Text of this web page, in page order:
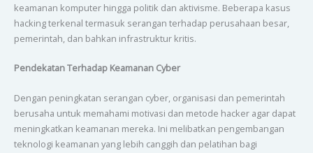
keamanan komputer hingga politik dan aktivisme. Beberapa kasus
hacking terkenal termasuk serangan terhadap perusahaan besar,
pemerintah, dan bahkan infrastruktur kritis.
Pendekatan Terhadap Keamanan Cyber
Dengan peningkatan serangan cyber, organisasi dan pemerintah
berusaha untuk memahami motivasi dan metode hacker agar dapat
meningkatkan keamanan mereka. Ini melibatkan pengembangan
teknologi keamanan yang lebih canggih dan pelatihan bagi